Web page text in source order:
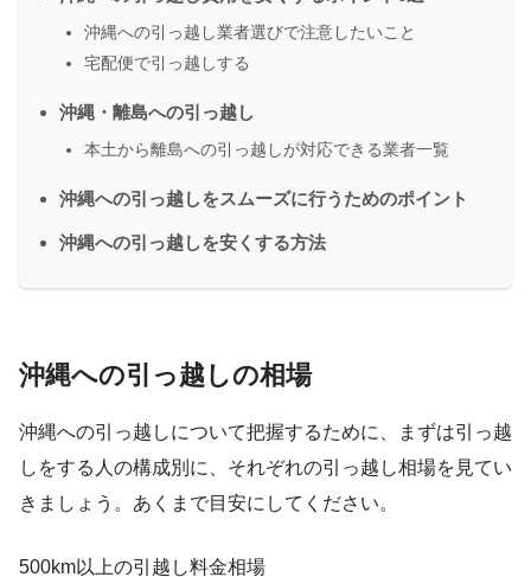
沖縄への引っ越し業者選びで注意したいこと
宅配便で引っ越しする
沖縄・離島への引っ越し
本土から離島への引っ越しが対応できる業者一覧
沖縄への引っ越しをスムーズに行うためのポイント
沖縄への引っ越しを安くする方法
沖縄への引っ越しの相場
沖縄への引っ越しについて把握するために、まずは引っ越
しをする人の構成別に、それぞれの引っ越し相場を見てい
きましょう。あくまで目安にしてください。
500km以上の引越し料金相場